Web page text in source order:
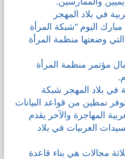
في بلاد المهجر
اليوم "شبكة المرأة
وضعتها منظمة المرأة
مؤتمر منظمة المرأة
في بلاد المهجر شبكة
نمطين من قواعد البيانات
المهاجرة والآخر يقدم
العربيات في بلاد
مجالات هي بناء قاعدة